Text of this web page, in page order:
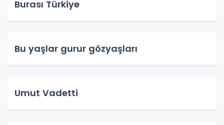
Burası Türkiye
Bu yaşlar gurur gözyaşları
Umut Vadetti